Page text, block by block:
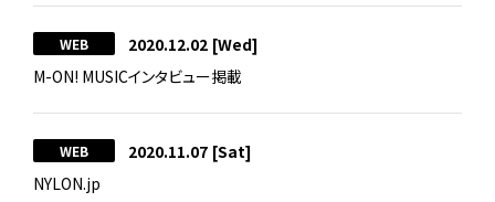
WEB 2020.12.02 [Wed]
M-ON! MUSICインタビュー掲載
WEB 2020.11.07 [Sat]
NYLON.jp